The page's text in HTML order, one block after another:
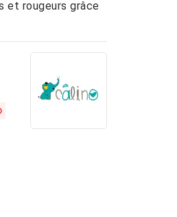
et rougeurs grâce